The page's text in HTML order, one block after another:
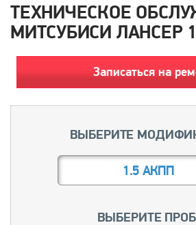
ТЕХНИЧЕСКОЕ
МИТСУБИСИ ЛАНСЕР
Записаться на
ВЫБЕРИТЕ
1.5 АКПП
ВЫБЕРИТЕ